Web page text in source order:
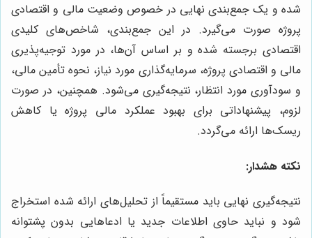
شده و یک جمع‌بندی نهایی در خصوص وضعیت مالی و اقتصادی
پروژه صورت می‌گیرد. در این جمع‌بندی، شاخص‌های کلیدی
اقتصادی برجسته شده و بر اساس آن‌ها، در مورد توجیه‌پذیری
مالی و اقتصادی پروژه، سرمایه‌گذاری مورد نیاز، نحوه تأمین مالی،
و سودآوری مورد انتظار، نتیجه‌گیری می‌شود. همچنین، در صورت
لزوم، پیشنهاداتی برای بهبود عملکرد مالی پروژه یا کاهش
ریسک‌ها ارائه می‌گردد.
نکته هشدار:
نتیجه‌گیری نهایی باید مستقیماً از تحلیل‌های ارائه شده استخراج
شود و نباید حاوی اطلاعات جدید یا ادعاهایی بدون پشتوانه